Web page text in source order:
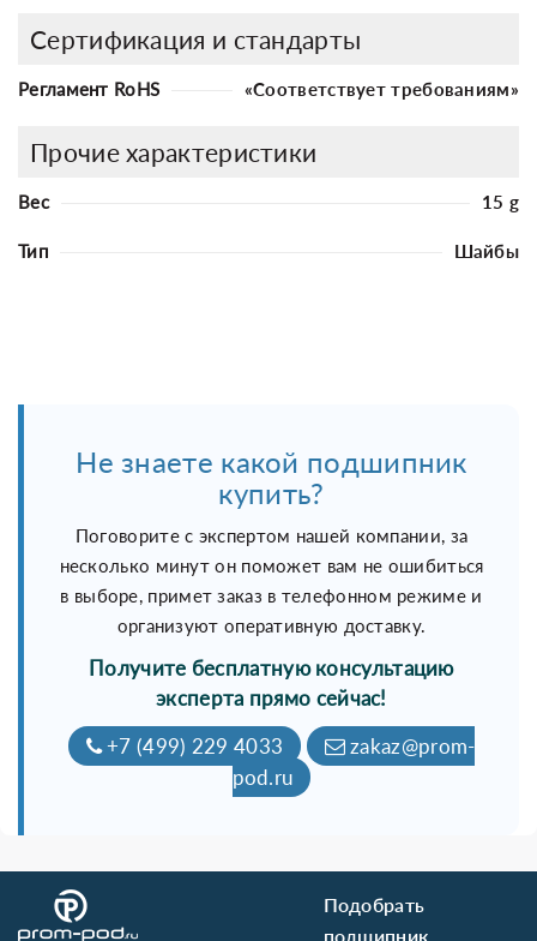
Сертификация и стандарты
Регламент RoHS «Соответствует требованиям»
Прочие характеристики
Вес 15 g
Тип Шайбы
Не знаете какой подшипник
купить?
Поговорите с экспертом нашей компании, за
несколько минут он поможет вам не ошибиться
в выборе, примет заказ в телефонном режиме и
организуют оперативную доставку.
Получите бесплатную консультацию
эксперта прямо сейчас!
+7 (499) 229 4033
zakaz@prom-
pod.ru
Подобрать
подшипник